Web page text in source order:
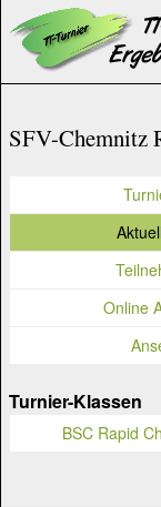
SFV-Chemnitz
Online
Turnier-Klassen
BSC Rapid